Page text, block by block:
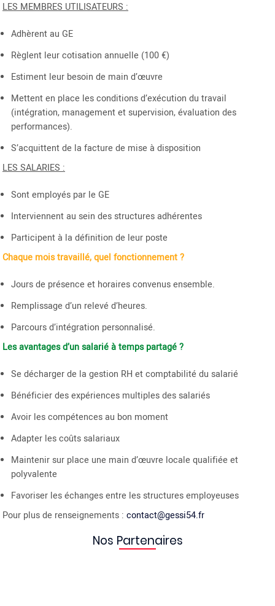
LES MEMBRES UTILISATEURS :
Adhèrent au GE
Règlent leur cotisation annuelle (100 €)
Estiment leur besoin de main d’œuvre
Mettent en place les conditions d’exécution du travail
(intégration, management et supervision, évaluation des
performances).
S’acquittent de la facture de mise à disposition
LES SALARIES :
Sont employés par le GE
Interviennent au sein des structures adhérentes
Participent à la définition de leur poste
Chaque mois travaillé, quel fonctionnement ?
Jours de présence et horaires convenus ensemble.
Remplissage d’un relevé d’heures.
Parcours d’intégration personnalisé.
Les avantages d’un salarié à temps partagé ?
Se décharger de la gestion RH et comptabilité du salarié
Bénéficier des expériences multiples des salariés
Avoir les compétences au bon moment
Adapter les coûts salariaux
Maintenir sur place une main d’œuvre locale qualifiée et
polyvalente
Favoriser les échanges entre les structures employeuses
Pour plus de renseignements : contact@gessi54.fr
Nos Partenaires